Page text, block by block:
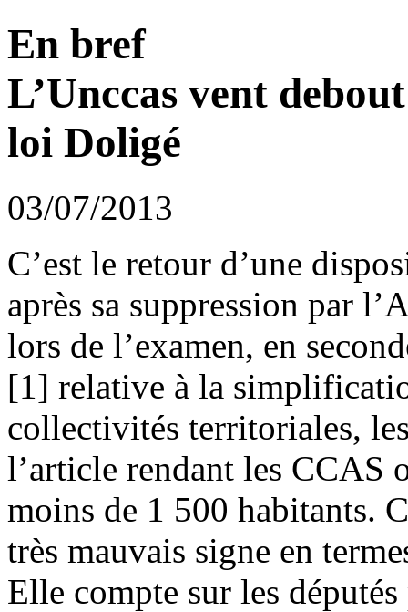
En bref
L’Unccas vent
loi Doligé
03/07/2013
C’est le retour d’une
après sa suppression par
lors de l’examen, en
[1] relative à la
collectivités territoriales,
l’article rendant les CCAS
moins de 1 500 habitants.
très mauvais signe en
Elle compte sur les